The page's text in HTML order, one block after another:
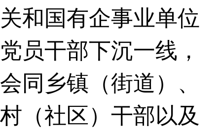
关和国有企事业单位
党员干部下沉一线，
会同乡镇（街道）、
村（社区）干部以及